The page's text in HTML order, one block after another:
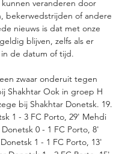
veranderen door
bekerwedstrijden of andere
nieuws is dat met onze
blijven, zelfs als er
de datum of tijd.
zwaar onderuit tegen
Shakhtar Ook in groep H
bij Shakhtar Donetsk. 19.
1 - 3 FC Porto, 29' Mehdi
0 - 1 FC Porto, 8'
1 - 1 FC Porto, 13'